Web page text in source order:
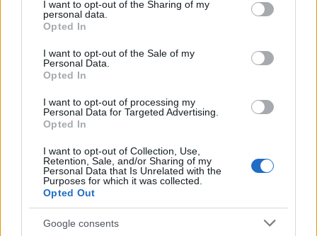
not limited to your visit or usage behaviour. You may click to
grant or deny consent to Google and its third-party tags to
use your data for below specified purposes in below Google
consent section.
I want to opt-out of the Sharing of my
personal data.
Opted In
I want to opt-out of the Sale of my
Personal Data.
Opted In
I want to opt-out of processing my
Personal Data for Targeted Advertising.
Opted In
I want to opt-out of Collection, Use,
Retention, Sale, and/or Sharing of my
Personal Data that Is Unrelated with the
Purposes for which it was collected.
Opted Out
Google consents
Η ΣΤΗΛΗ ΜΑΣ